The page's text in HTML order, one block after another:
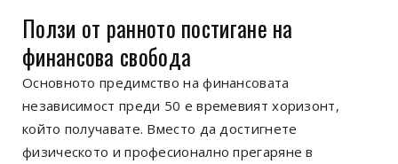
Ползи от ранното постигане на
финансова свобода
Основното предимство на финансовата
независимост преди 50 е времевият хоризонт,
който получавате. Вместо да достигнете
физическото и професионално прегаряне в